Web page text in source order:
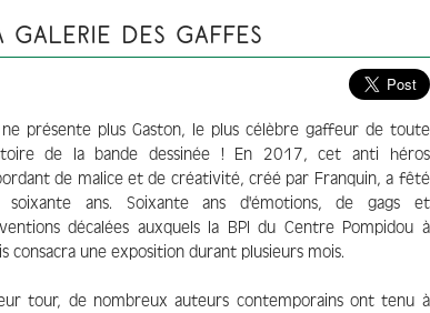
GALERIE DES GAFFES
présente plus Gaston, le plus célèbre gaffeur de toute
de la bande dessinée ! En 2017, cet anti héros
de malice et de créativité, créé par Franquin, a fêté
soixante ans. Soixante ans d'émotions, de gags et
décalées auxquels la BPI du Centre Pompidou à
consacra une exposition durant plusieurs mois.
tour, de nombreux auteurs contemporains ont tenu à